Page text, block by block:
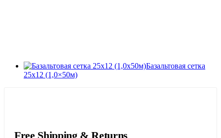
Базальтовая сетка
25х12 (1,0×50м)
Free Shipping & Returns